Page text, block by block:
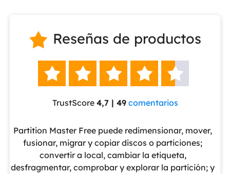
 Reseñas de productos
    
TrustScore 4,7 | 49 comentarios
Partition Master Free puede redimensionar, mover,
fusionar, migrar y copiar discos o particiones;
convertir a local, cambiar la etiqueta,
desfragmentar, comprobar y explorar la partición; y